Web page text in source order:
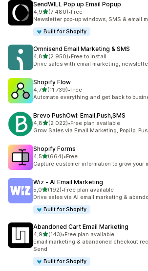
SendWILL Pop up Email Popup
4,9na 5 gwiazdek
(7 480)
Łączna liczba recenzji: 7480
•Free
Newsletter pop-up windows, SMS & email
Built for Shopify
Omnisend Email Marketing & SMS
4,8na 5 gwiazdek
(2 950)
Łączna liczba recenzji: 2950
•Free to install
Drive sales with email marketing,
Shopify Flow
4,7na 5 gwiazdek
(11 739)
Łączna liczba recenzji: 11739
•Free
Automate everything and get back to
Brevo PushOwl: Email,Push,SMS
4,8na 5 gwiazdek
(2 022)
Łączna liczba recenzji: 2022
•Free plan available
Grow Sales via Email Marketing, PopUp,
Shopify Forms
4,5na 5 gwiazdek
(664)
Łączna liczba recenzji: 664
•Free
Capture customer information to grow your
Wiz ‑ AI Email Marketing
5,0na 5 gwiazdek
(192)
Łączna liczba recenzji: 192
•Free plan available
Drive sales via AI email marketing &
Built for Shopify
Abandoned Cart Email Marketing
4,9na 5 gwiazdek
(143)
Łączna liczba recenzji: 143
•Free plan available
Email marketing & abandoned checkout
Send
Built for Shopify